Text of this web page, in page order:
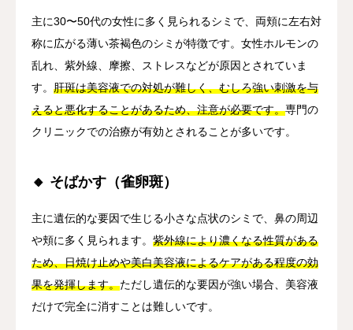
主に30〜50代の女性に多く見られるシミで、両頬に左右対
称に広がる薄い茶褐色のシミが特徴です。女性ホルモンの
乱れ、紫外線、摩擦、ストレスなどが原因とされていま
す。 肝斑は美容液での対処が難しく、むしろ強い刺激を与
えると悪化することがあるため、注意が必要です。専門の
クリニックでの治療が有効とされることが多いです。
🔸 そばかす（雀卵斑）
主に遺伝的な要因で生じる小さな点状のシミで、鼻の周辺
や頬に多く見られます。 紫外線により濃くなる性質がある
ため、日焼け止めや美白美容液によるケアがある程度の効
果を発揮します。ただし遺伝的な要因が強い場合、美容液
だけで完全に消すことは難しいです。